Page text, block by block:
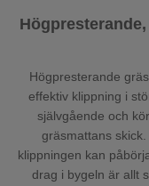
Högpresterande
effektiv klippning i
självgående och
gräsmattans
klippningen kan
drag i bygeln är allt